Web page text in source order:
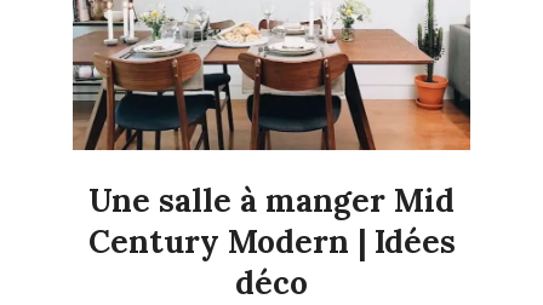
Une salle à manger Mid
Century Modern | Idées
déco